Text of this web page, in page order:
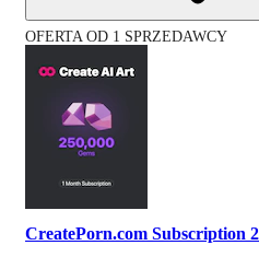
OFERTA OD 1 SPRZEDAWCY
CreatePorn.com Subscription